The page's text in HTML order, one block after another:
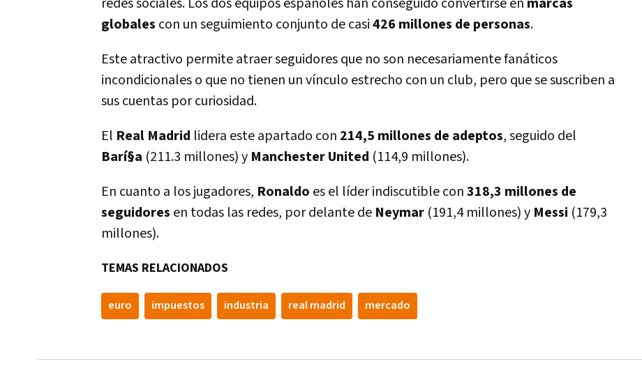
globales con un seguimiento conjunto de casi426 millones de personas.
Este atractivo permite atraer seguidores que no son necesariamente fanáticos
incondicionales o que no tienen un ví­nculo estrecho con un club, pero que se suscriben a
sus cuentas por curiosidad.
El Real Madrid lidera este apartado con 214,5 millones de adeptos, seguido del
Barí§a (211.3 millones) y Manchester United (114,9 millones).
En cuanto a los jugadores, Ronaldo es el lí­der indiscutible con318,3 millones de
seguidores en todas las redes, por delante de Neymar (191,4 millones) y Messi (179,3
millones).
TEMAS RELACIONADOS
euro impuestos industria real madrid mercado